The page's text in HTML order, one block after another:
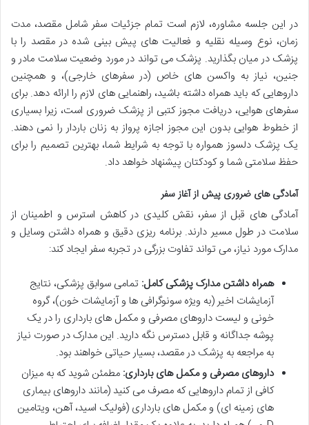
در این جلسه مشاوره، لازم است تمام جزئیات سفر شامل مقصد، مدت
زمان، نوع وسیله نقلیه و فعالیت های پیش بینی شده در مقصد را با
پزشک در میان بگذارید. پزشک می تواند در مورد وضعیت سلامت مادر و
جنین، نیاز به واکسن های خاص (در سفرهای خارجی)، و همچنین
داروهایی که باید همراه داشته باشید، راهنمایی های لازم را ارائه دهد. برای
سفرهای هوایی، دریافت مجوز کتبی از پزشک ضروری است، زیرا بسیاری
از خطوط هوایی بدون این مجوز اجازه پرواز به زنان باردار را نمی دهند.
یک پزشک دلسوز همواره با توجه به شرایط شما، بهترین تصمیم را برای
حفظ سلامتی شما و کودکتان پیشنهاد خواهد داد.
آمادگی های ضروری پیش از آغاز سفر
آمادگی های قبل از سفر، نقش کلیدی در کاهش استرس و اطمینان از
سلامت در طول مسیر دارند. برنامه ریزی دقیق و همراه داشتن وسایل و
مدارک مورد نیاز، می تواند تفاوت بزرگی در تجربه سفر ایجاد کند:
همراه داشتن مدارک پزشکی کامل: تمامی سوابق پزشکی، نتایج
آزمایشات اخیر (به ویژه سونوگرافی ها و آزمایشات خون)، گروه
خونی و لیست داروهای مصرفی و مکمل های بارداری را در یک
پوشه جداگانه و قابل دسترس نگه دارید. این مدارک در صورت نیاز
به مراجعه به پزشک در مقصد، بسیار حیاتی خواهند بود.
داروهای مصرفی و مکمل های بارداری: مطمئن شوید که به میزان
کافی از تمام داروهایی که مصرف می کنید (مانند داروهای بیماری
های زمینه ای) و مکمل های بارداری (فولیک اسید، آهن، ویتامین